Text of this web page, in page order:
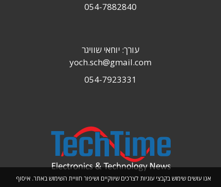
אנו עושים שימוש בקבצי עוגיות לצרכים שיווקיים ושיפור חוויית השימוש באתר. איסוף
054-7882840
עורך: יוחאי שוויגר
yoch.sch@gmail.com
054-7923331